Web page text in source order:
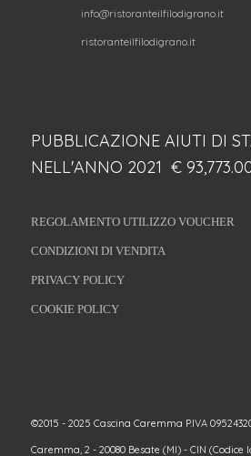
info@ristoranteilfilodigrano.it
ristoranteilfilodigrano.it
PUBBLICAZIONE AIUTI DI
NELL'ANNO 2021 €
REGOLAMENTO UTILIZZO VOUCHER
CONDIZIONI DI VENDITA
PRIVACY POLICY
COOKIE POLICY
©2015 - 2025 Cascina Caremma P.IVA
Caremma, 2 - 20080 Besate (MI) - CIN